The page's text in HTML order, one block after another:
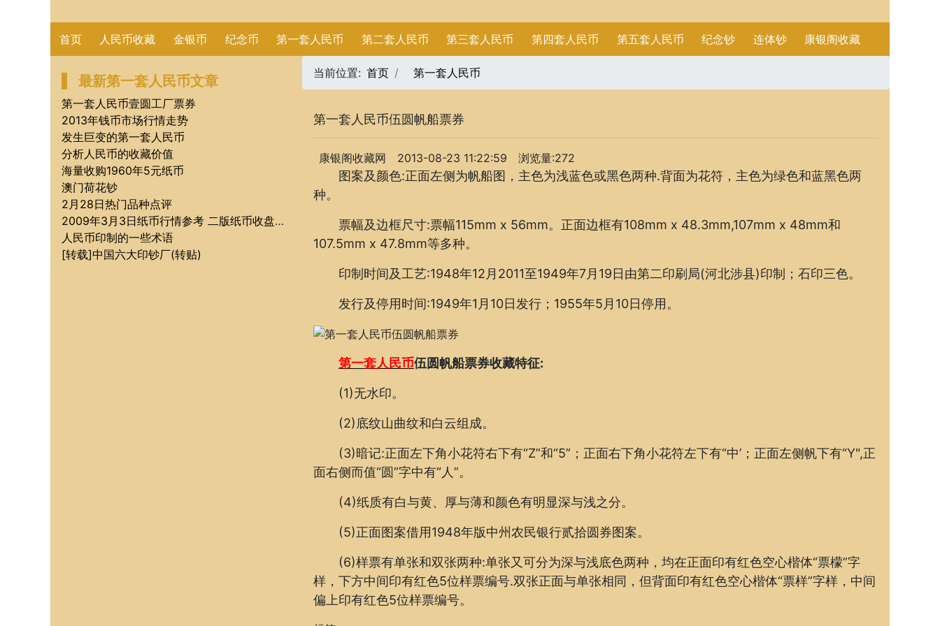
首页 人民币收藏 金银币 纪念币 第一套人民币 第二套人民币 第三套人民币 第四套人民币 第五套人民币 纪念钞 连体钞 康银阁收藏
最新第一套人民币文章
第一套人民币壹圆工厂票券
2013年钱币市场行情走势
发生巨变的第一套人民币
分析人民币的收藏价值
海量收购1960年5元纸币
澳门荷花钞
2月28日热门品种点评
2009年3月3日纸币行情参考 二版纸币收盘报价
人民币印制的一些术语
[转载]中国六大印钞厂(转贴)
当前位置: 首页 第一套人民币
第一套人民币伍圆帆船票券
康银阁收藏网 2013-08-23 11:22:59 浏览量:272
图案及颜色:正面左侧为帆船图，主色为浅蓝色或黑色两种.背面为花符，主色为绿色和蓝黑色两
种。
票幅及边框尺寸:票幅115mm x 56mm。正面边框有108mm x 48.3mm,107mm x 48mm和
107.5mm x 47.8mm等多种。
印制时间及工艺:1948年12月2011至1949年7月19日由第二印刷局(河北涉县)印制；石印三色。
发行及停用时间:1949年1月10日发行；1955年5月10日停用。
第一套人民币伍圆帆船票券收藏特征:
(1)无水印。
(2)底纹山曲纹和白云组成。
(3)暗记:正面左下角小花符右下有“Z”和“5”；正面右下角小花符左下有“中’；正面左侧帆下有“Y",正
面右侧而值“圆”字中有“人”。
(4)纸质有白与黄、厚与薄和颜色有明显深与浅之分。
(5)正面图案借用1948年版中州农民银行贰拾圆券图案。
(6)样票有单张和双张两种:单张又可分为深与浅底色两种，均在正面印有红色空心楷体“票檬”字
样，下方中间印有红色5位样票编号.双张正面与单张相同，但背面印有红色空心楷体“票样”字样，中间
偏上印有红色5位样票编号。